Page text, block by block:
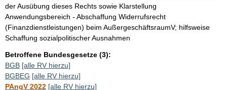
der Ausübung dieses Rechts sowie Klarstellung
Anwendungsbereich - Abschaffung Widerrufsrecht
(Finanzdienstleistungen) beim AußergeschäftsraumV; hilfsweise
Schaffung sozialpolitischer Ausnahmen
Betroffene Bundesgesetze (3):
BGB [alle RV hierzu]
BGBEG [alle RV hierzu]
PAngV 2022 [alle RV hierzu]